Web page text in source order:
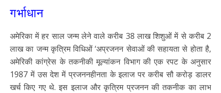
गर्भाधान
अमेरिका में हर साल जन्म लेने वाले करीब 38 लाख शिशुओं में से करीब 2
लाख का जन्म कृत्रिम विधिओं ‘अप्रजनन सेवाओं की सहायता से होता है,
अमेरिकी कांग्रेस के तकनीकी मूल्यांकन विभाग की एक रपट के अनुसार
1987 में उस देश में प्रजननहीनता के इलाज पर करीब सौ करोड़ डालर
खर्च किए गए थे. इस इलाज और कृत्रिम प्रजनन की तकनीक का लाभ